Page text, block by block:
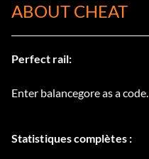
ABOUT CHEAT
Perfect rail:
Enter balancegore as a code.
Statistiques complètes :